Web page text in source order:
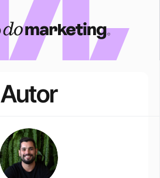
Autor